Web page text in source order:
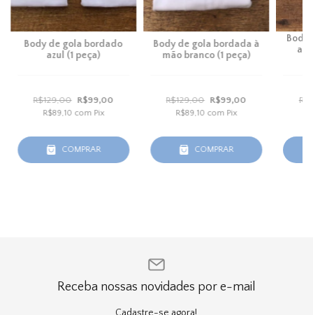
Body de gola bordado
azul (1 peça)
R$129,00 R$99,00
R$89,10 com Pix
COMPRAR
Body de gola bordada à
mão branco (1 peça)
R$129,00 R$99,00
R$89,10 com Pix
COMPRAR
Body
Receba nossas novidades por e-mail